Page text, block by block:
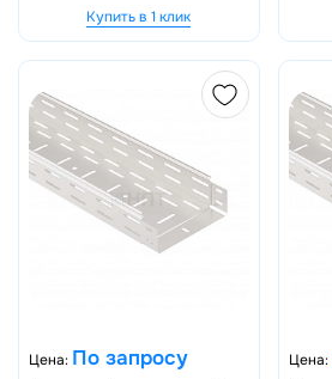
Купить в 1 клик
Цена: По запросу Цена: